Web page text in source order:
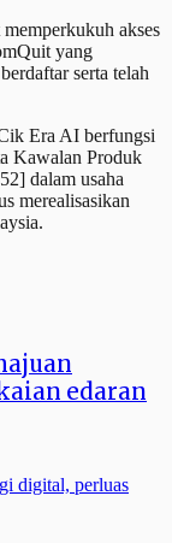
akses
yang
serta telah
Era AI berfungsi
Kawalan Produk
dalam usaha
merealisasikan
edaran